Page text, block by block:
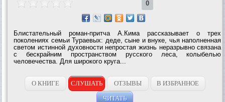
0
Блистательный роман-притча А.Кима рассказывает о трех
поколениях семьи Тураевых: деде, сыне и внуке, чья наполненная
светом истинной духовности непростая жизнь неразрывно связана
с бескрайним пространством русского леса, колыбелью
человечества. Для широкого круга...
О КНИГЕ СЛУШАТЬ ОТЗЫВЫ
В ИЗБРАННОЕ
ЧИТАТЬ